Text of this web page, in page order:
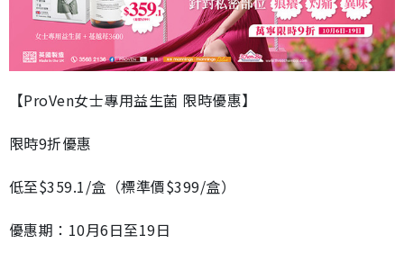
【ProVen女士專用益生菌 限時優惠】
限時9折優惠
低至$359.1/盒（標準價$399/盒）
優惠期：10月6日至19日